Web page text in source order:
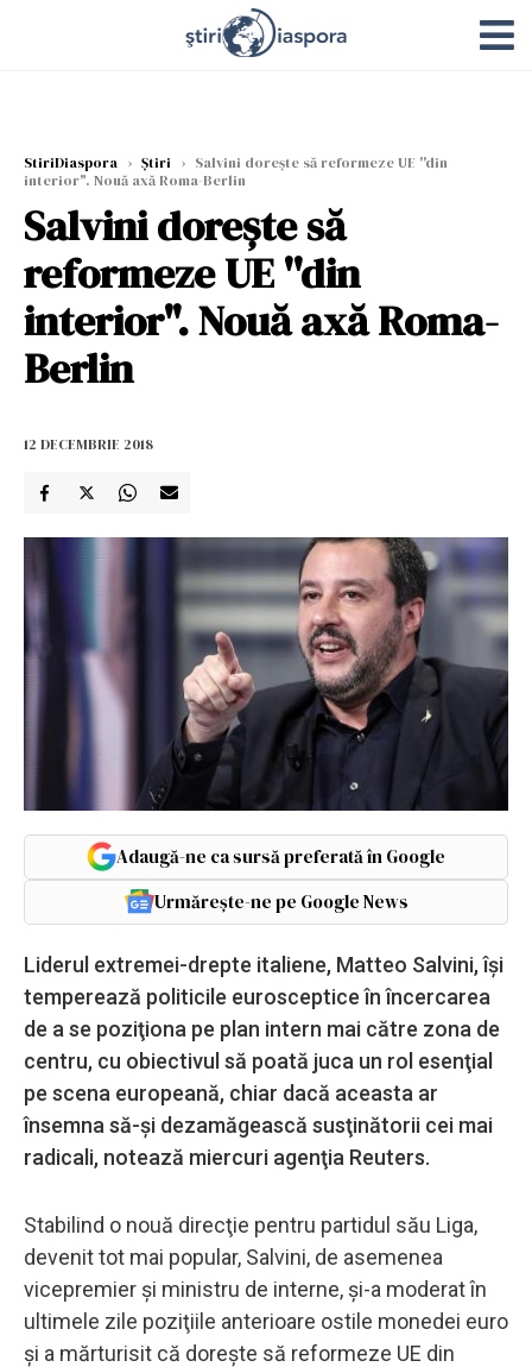
StiriDiaspora › Știri › Salvini doreşte să reformeze UE ''din
interior". Nouă axă Roma-Berlin
Salvini doreşte să
reformeze UE ''din
interior". Nouă axă Roma-
Berlin
12 DECEMBRIE 2018
Adaugă-ne ca sursă preferată în Google
Urmărește-ne pe Google News
Liderul extremei-drepte italiene, Matteo Salvini, îşi
temperează politicile eurosceptice în încercarea
de a se poziţiona pe plan intern mai către zona de
centru, cu obiectivul să poată juca un rol esenţial
pe scena europeană, chiar dacă aceasta ar
însemna să-şi dezamăgească susţinătorii cei mai
radicali, notează miercuri agenţia Reuters.
Stabilind o nouă direcţie pentru partidul său Liga,
devenit tot mai popular, Salvini, de asemenea
vicepremier şi ministru de interne, şi-a moderat în
ultimele zile poziţiile anterioare ostile monedei euro
şi a mărturisit că doreşte să reformeze UE din